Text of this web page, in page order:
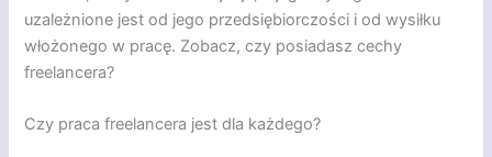
uzależnione jest od jego przedsiębiorczości i od wysiłku
włożonego w pracę. Zobacz, czy posiadasz cechy
freelancera?
Czy praca freelancera jest dla każdego?